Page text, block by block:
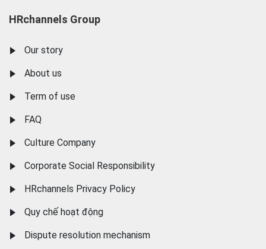
HRchannels Group
Our story
About us
Term of use
FAQ
Culture Company
Corporate Social Responsibility
HRchannels Privacy Policy
Quy chế hoạt động
Dispute resolution mechanism